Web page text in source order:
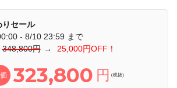
りセール
- 8/10 23:59 まで
348,800円 → 25,000円OFF！
323,800 円 (税抜)